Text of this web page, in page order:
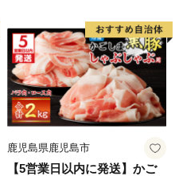
鹿児島県鹿児島市
【5営業日以内に発送】かご